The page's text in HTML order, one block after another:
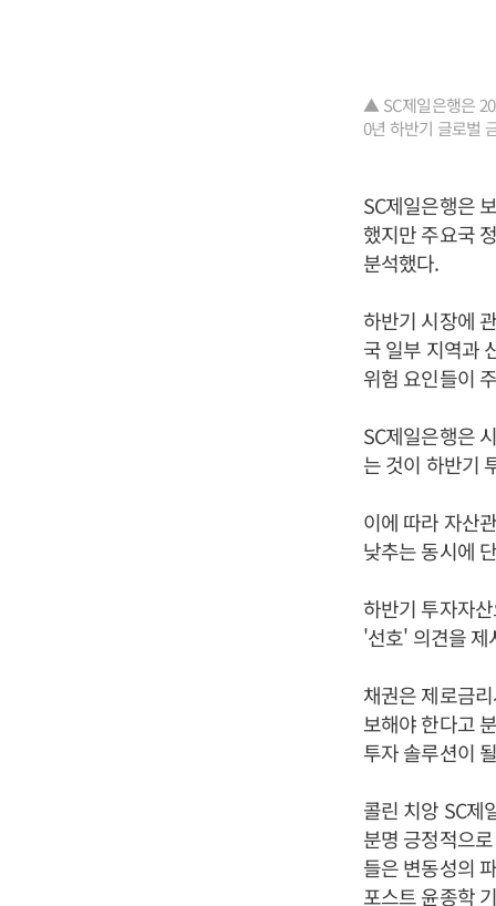
▲ SC제일은행은
0년 하반기 글로벌
SC제일은행은
했지만 주요국
분석했다.
하반기 시장에
국 일부 지역과
위험 요인들이
SC제일은행은
는 것이 하반기
이에 따라 자산
낮추는 동시에
하반기 투자자
'선호' 의견을
채권은 제로금
보해야 한다고
투자 솔루션이
콜린 치앙 SC제
분명 긍정적으
들은 변동성의
포스트 윤종학